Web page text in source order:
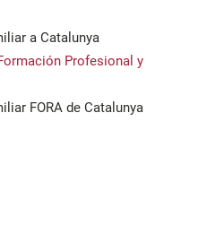
a Catalunya
Profesional y
FORA de Catalunya